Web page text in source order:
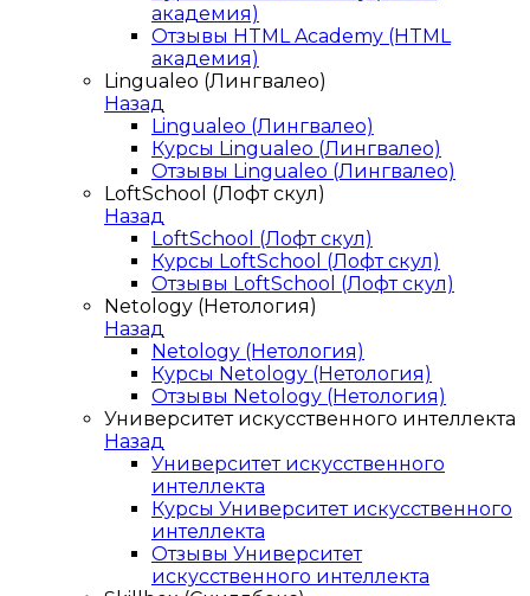
академия)
Отзывы HTML Academy (HTML
академия)
Lingualeo (Лингвалео)
Назад
Lingualeo (Лингвалео)
Курсы Lingualeo (Лингвалео)
Отзывы Lingualeo (Лингвалео)
LoftSchool (Лофт скул)
Назад
LoftSchool (Лофт скул)
Курсы LoftSchool (Лофт скул)
Отзывы LoftSchool (Лофт скул)
Netology (Нетология)
Назад
Netology (Нетология)
Курсы Netology (Нетология)
Отзывы Netology (Нетология)
Университет искусственного интеллекта
Назад
Университет искусственного
интеллекта
Курсы Университет искусственного
интеллекта
Отзывы Университет
искусственного интеллекта